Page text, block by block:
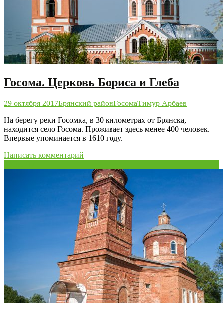
Госома. Церковь Бориса и Глеба
29 октября 2017Брянский районГосомаТимур Арбаев
На берегу реки Госомка, в 30 километрах от Брянска,
находится село Госома. Проживает здесь менее 400 человек.
Впервые упоминается в 1610 году.
Написать комментарий